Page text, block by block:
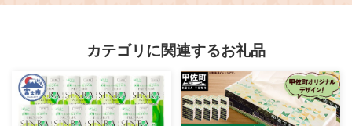
高知市 【株式会社土佐料理司】
カテゴリに関連するお礼品